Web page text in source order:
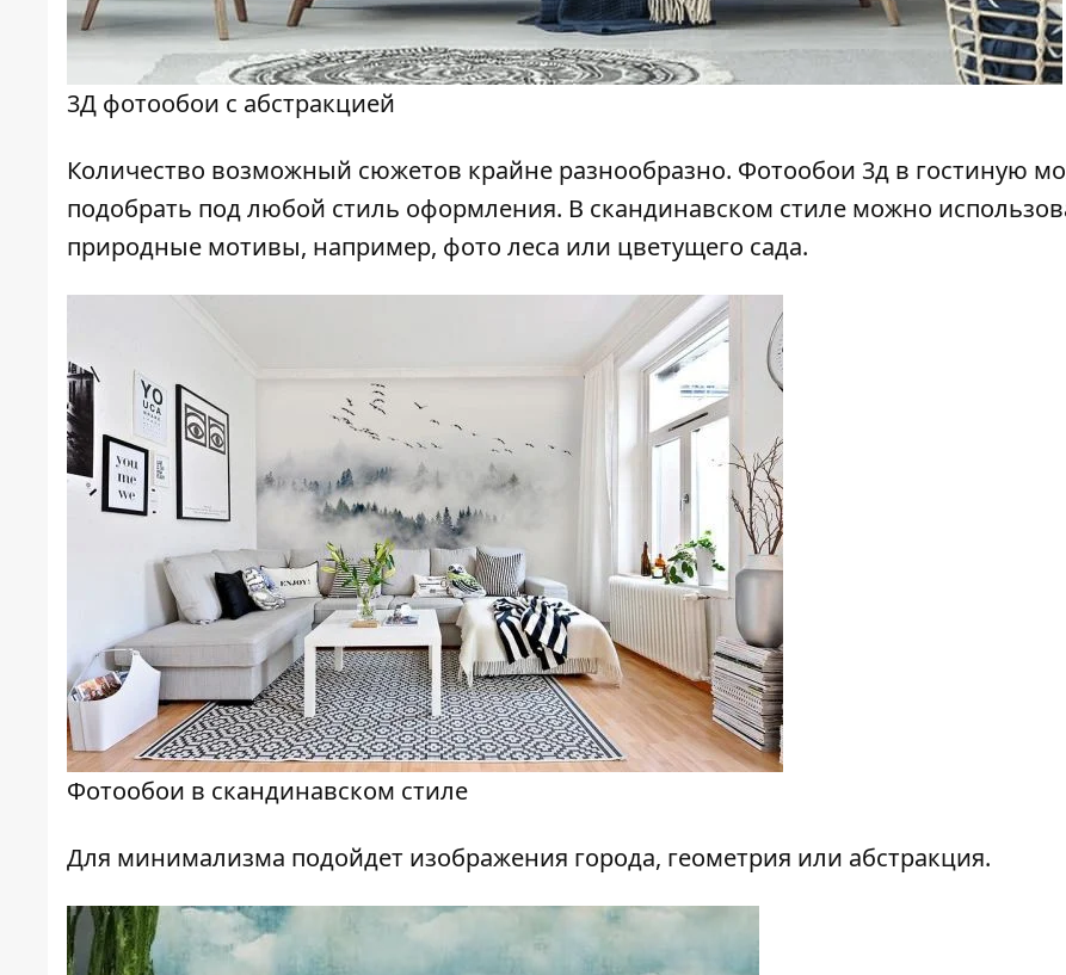
3Д фотообои с абстракцией
Количество возможный сюжетов крайне разнообразно. Фотообои 3д в гостиную
подобрать под любой стиль оформления. В скандинавском стиле можно
природные мотивы, например, фото леса или цветущего сада.
Фотообои в скандинавском стиле
Для минимализма подойдет изображения города, геометрия или абстракция.